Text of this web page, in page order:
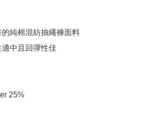
純棉混紡抽繩褲面料
中且回彈性佳
25%